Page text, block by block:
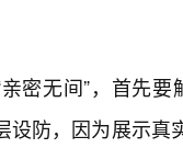
密无间”，首先要
设防，因为展示